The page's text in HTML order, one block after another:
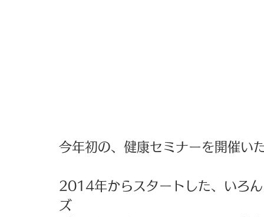
今年初の、健康セミナーを開催い
2014年からスタートした、いろ
ズ